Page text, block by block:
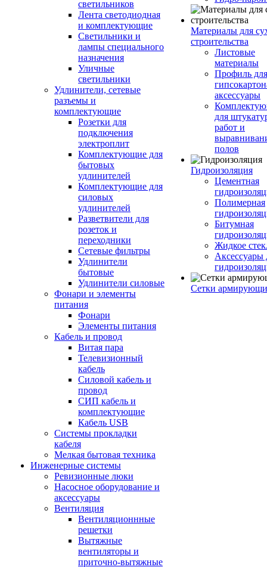
светильников
Лента светодиодная
и комплектующие
Светильники и
лампы специального
назначения
Уличные
светильники
Удлинители, сетевые
разъемы и
комплектующие
Розетки для
подключения
электроплит
Комплектующие для
бытовых
удлинителей
Комплектующие для
силовых
удлинителей
Разветвители для
розеток и
переходники
Сетевые фильтры
Удлинители
бытовые
Удлинители силовые
Фонари и элементы
питания
Фонари
Элементы питания
Кабель и провод
Витая пара
Телевизионный
кабель
Силовой кабель и
провод
СИП кабель и
комплектующие
Кабель USB
Системы прокладки
кабеля
Мелкая бытовая техника
Инженерные системы
Ревизионные люки
Насосное оборудование и
аксессуары
Вентиляция
Вентиляционнные
решетки
Вытяжные
вентиляторы и
приточно-вытяжные
Материалы для
строительства
Листовые
материалы
Профиль для
аксессуары
для
работ и
полов
Гидроизоляция
Цементная
Полимерная
Битумная
Жидкое
Аксессуары
Сетки